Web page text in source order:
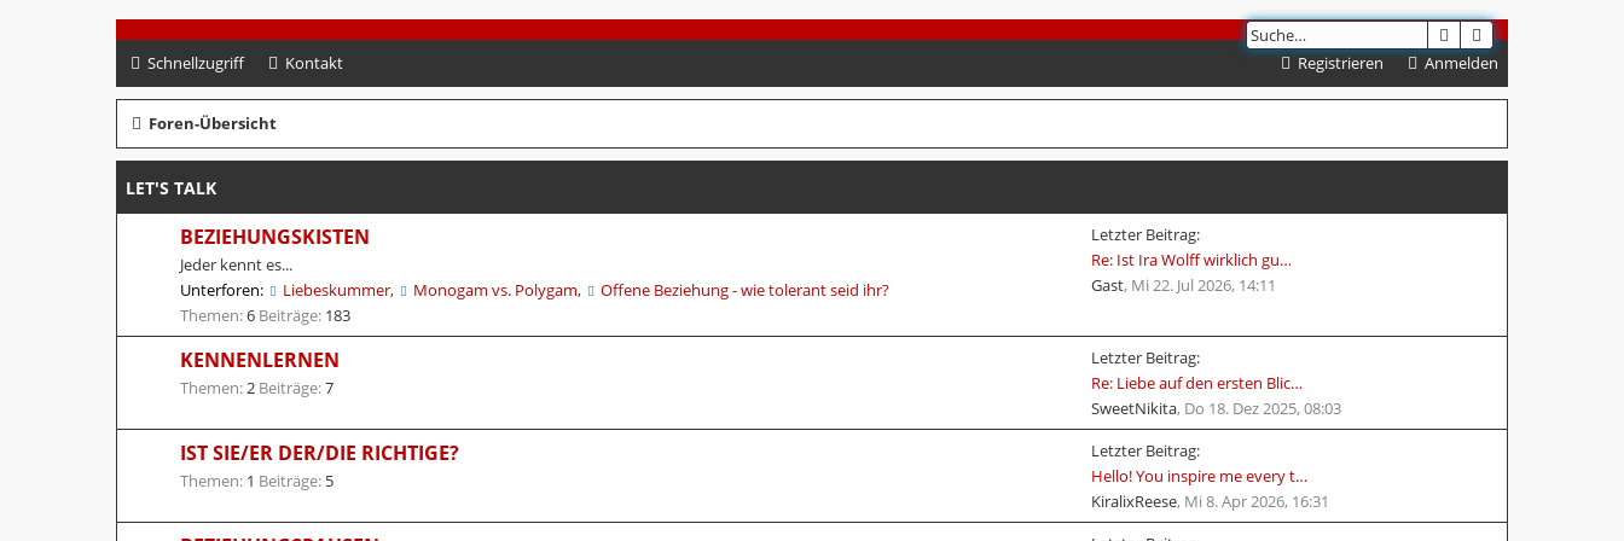
SUCHE
Schnellzugriff
Kontakt Anmelden
Registrieren
Foren-Übersicht
LET'S TALK
BEZIEHUNGSKISTEN
Jeder kennt es...
Unterforen:
Liebeskummer, Monogam vs. Polygam,
Offene Beziehung - wie tolerant seid ihr?
Themen:6 Beiträge: 183
L
e
t
t
e
r
B
e
i
t
r
Letzter Beitrag:
Re: Ist Ira Wolff wirklich gu…
Gast, Mi 22. Jul 2026, 14:11
KENNENLERNEN
Themen:2 Beiträge:7
L
e
t
z
t
e
r
B
Letzter Beitrag:
Re: Liebe auf den ersten Blic…
SweetNikita, Do 18. Dez 2025, 08:03
IST SIE/ER DER/DIE RICHTIGE?
Themen: 1 Beiträge: 5
L
e
t
z
Letzter Beitrag:
Hello! You inspire me every t…
KiralixReese, Mi 8. Apr 2026, 16:31